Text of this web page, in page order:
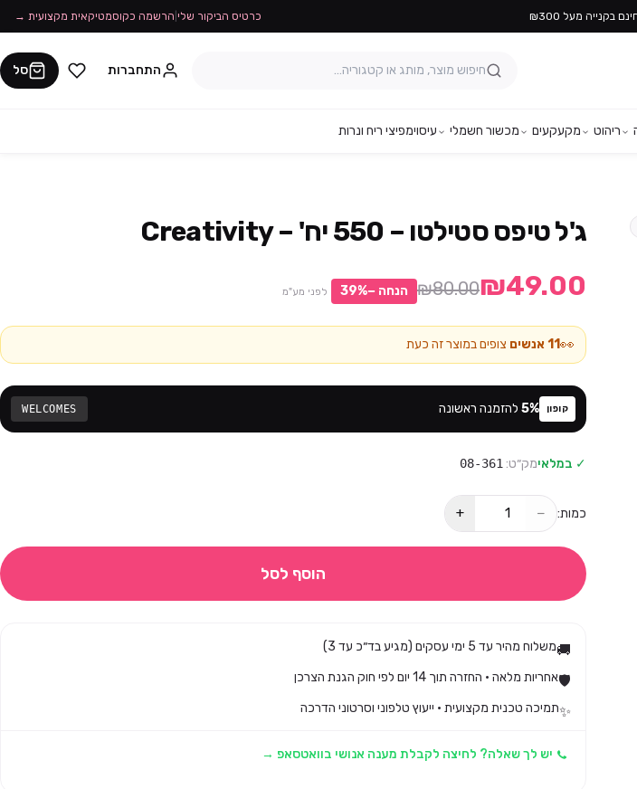
בקנייה מעל ₪300 כרטיס הביקור שלי הרשמה כקוסמטיקאית מקצועית →
התחברות סל
ריהוט מקעקעים מכשור חשמלי עיסוימפיצי ריח ונרות
ג'ל טיפס סטילטו – 550 יח' – Creativity
₪49.00
₪80.00 הנחה − 39% לפני מע"מ
👀
11אנשים צופים במוצר זה כעת
קופון 5% להזמנה ראשונה WELCOMES
✓ במלאימק״ט: 08-361
כמות: −
+
הוסף לסל
🚚משלוח מהיר עד 5 ימי עסקים (מגיע בד״כ עד 3)
🛡️אחריות מלאה · החזרה תוך 14 יום לפי חוק הגנת הצרכן
✨תמיכה טכנית מקצועית · ייעוץ טלפוני וסרטוני הדרכה
יש לך שאלה? לחיצה לקבלת מענה אנושי בוואטסאפ →